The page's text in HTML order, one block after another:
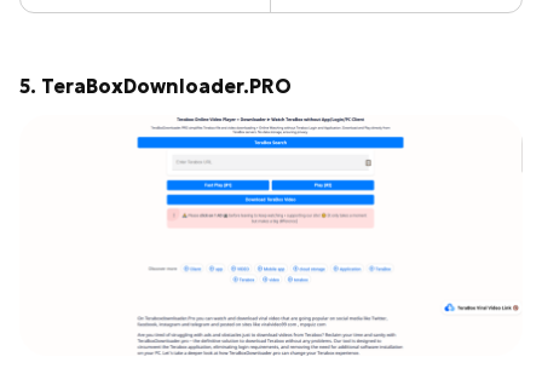
5. TeraBoxDownloader.PRO